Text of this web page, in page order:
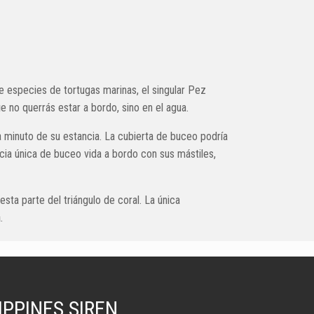
de tortugas marinas, el singular Pez
querrás estar a bordo, sino en el agua.
de su estancia. La cubierta de buceo podría
única de buceo vida a bordo con sus mástiles,
parte del triángulo de coral. La única
SIREN